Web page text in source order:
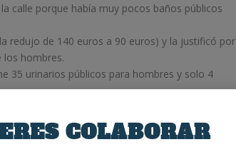
calle porque había muy pocos baños públicos
redujo de 140 euros a 90 euros) y la justificó por
los hombres.
35 urinarios públicos para hombres y solo 4
confusión. Las mujeres comenzaron a
en los urinarios.
COLABORAR